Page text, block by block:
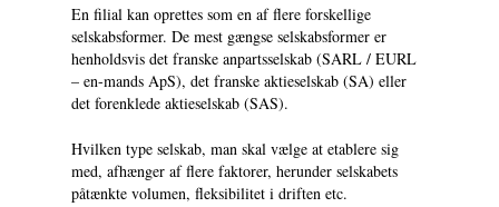
En filial kan oprettes som en af flere forskellige
selskabsformer. De mest gængse selskabsformer er
henholdsvis det franske anpartsselskab (SARL / EURL
– en-mands ApS), det franske aktieselskab (SA) eller
det forenklede aktieselskab (SAS).
Hvilken type selskab, man skal vælge at etablere sig
med, afhænger af flere faktorer, herunder selskabets
påtænkte volumen, fleksibilitet i driften etc.